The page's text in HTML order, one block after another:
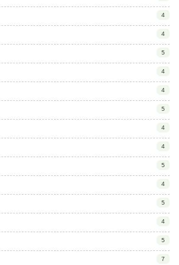
4
4
5
4
4
5
4
4
5
4
5
4
5
7